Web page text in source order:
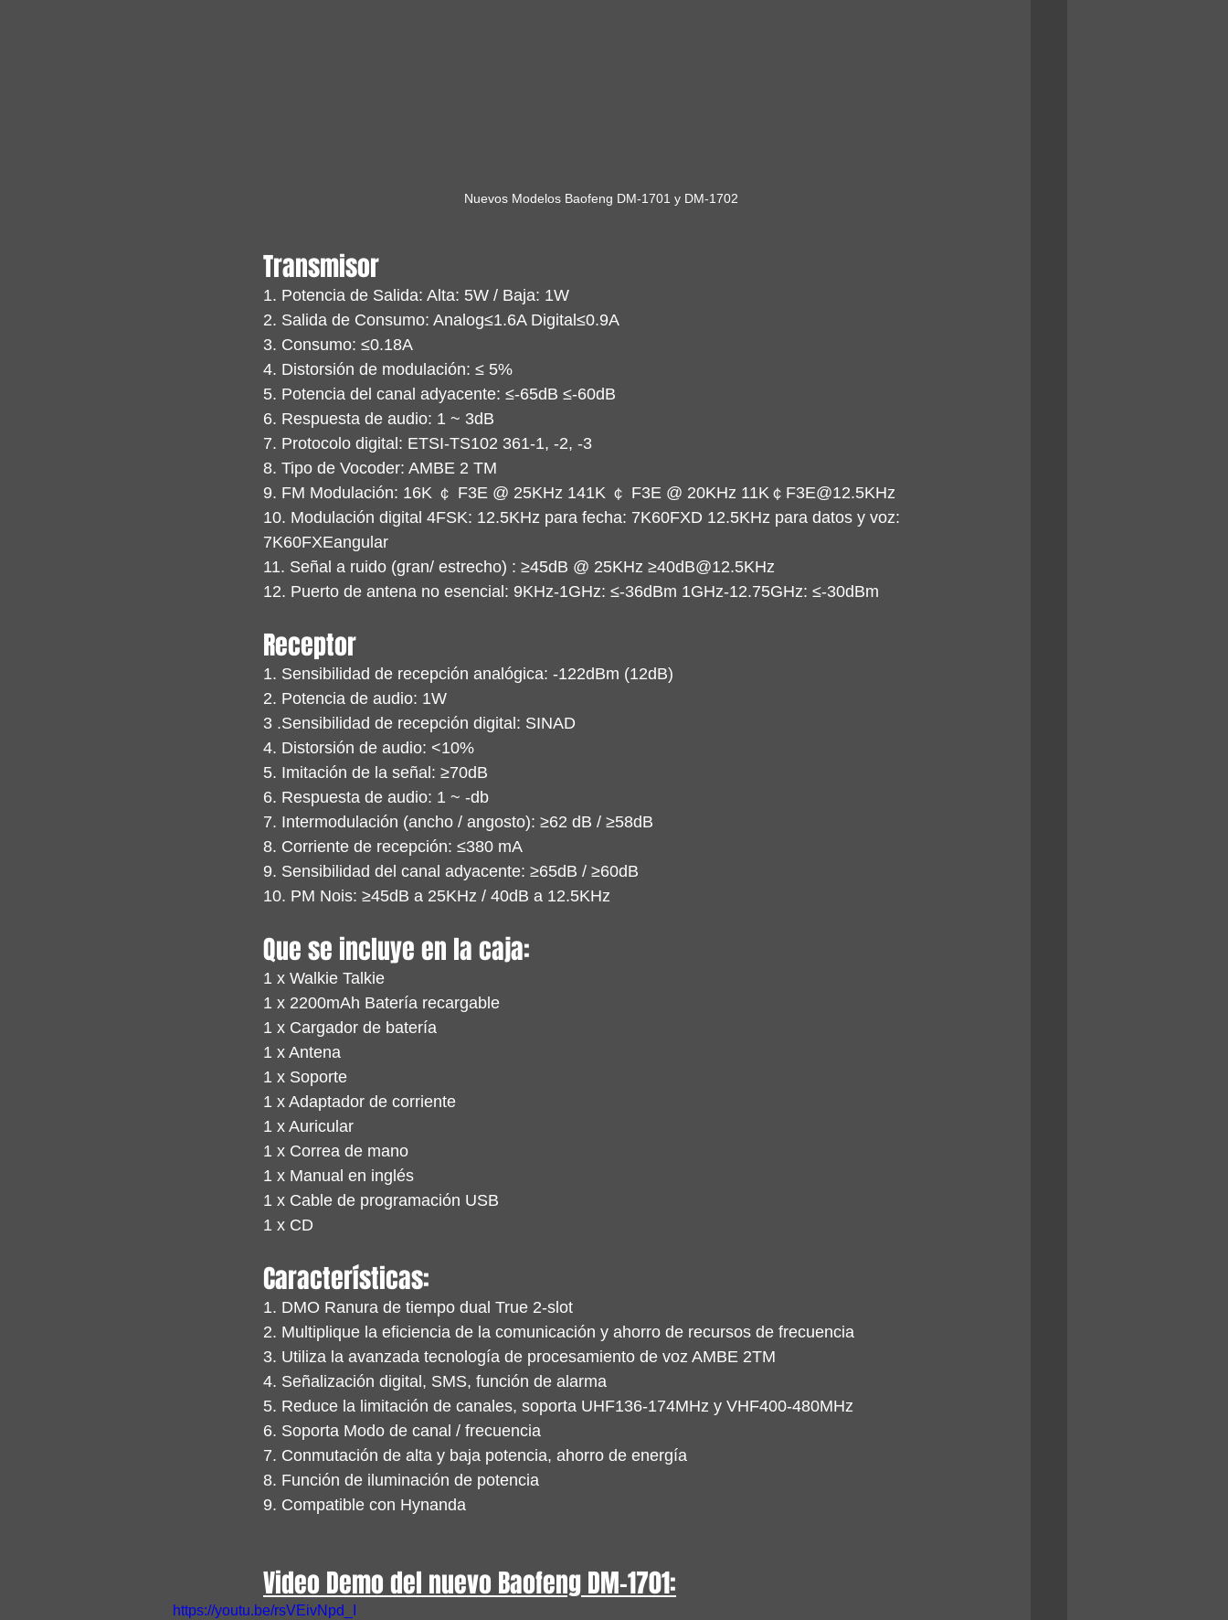
Nuevos Modelos Baofeng DM-1701 y DM-1702
Transmisor
1. Potencia de Salida: Alta: 5W / Baja: 1W
2. Salida de Consumo: Analog≤1.6A Digital≤0.9A
3. Consumo: ≤0.18A
4. Distorsión de modulación: ≤ 5%
5. Potencia del canal adyacente: ≤-65dB ≤-60dB
6. Respuesta de audio: 1 ~ 3dB
7. Protocolo digital: ETSI-TS102 361-1, -2, -3
8. Tipo de Vocoder: AMBE 2 TM
9. FM Modulación: 16K ￠ F3E @ 25KHz 141K ￠ F3E @ 20KHz 11K￠F3E@12.5KHz
10. Modulación digital 4FSK: 12.5KHz para fecha: 7K60FXD 12.5KHz para datos y voz:
7K60FXEangular
11. Señal a ruido (gran/ estrecho) : ≥45dB @ 25KHz ≥40dB@12.5KHz
12. Puerto de antena no esencial: 9KHz-1GHz: ≤-36dBm 1GHz-12.75GHz: ≤-30dBm
Receptor
1. Sensibilidad de recepción analógica: -122dBm (12dB)
2. Potencia de audio: 1W
3 .Sensibilidad de recepción digital: SINAD
4. Distorsión de audio: <10%
5. Imitación de la señal: ≥70dB
6. Respuesta de audio: 1 ~ -db
7. Intermodulación (ancho / angosto): ≥62 dB / ≥58dB
8. Corriente de recepción: ≤380 mA
9. Sensibilidad del canal adyacente: ≥65dB / ≥60dB
10. PM Nois: ≥45dB a 25KHz / 40dB a 12.5KHz
Que se incluye en la caja:
1 x Walkie Talkie
1 x 2200mAh Batería recargable
1 x Cargador de batería
1 x Antena
1 x Soporte
1 x Adaptador de corriente
1 x Auricular
1 x Correa de mano
1 x Manual en inglés
1 x Cable de programación USB
1 x CD
Características:
1. DMO Ranura de tiempo dual True 2-slot
2. Multiplique la eficiencia de la comunicación y ahorro de recursos de frecuencia
3. Utiliza la avanzada tecnología de procesamiento de voz AMBE 2TM
4. Señalización digital, SMS, función de alarma
5. Reduce la limitación de canales, soporta UHF136-174MHz y VHF400-480MHz
6. Soporta Modo de canal / frecuencia
7. Conmutación de alta y baja potencia, ahorro de energía
8. Función de iluminación de potencia
9. Compatible con Hynanda
Video Demo del nuevo Baofeng DM-1701:
https://youtu.be/rsVEivNpd_I